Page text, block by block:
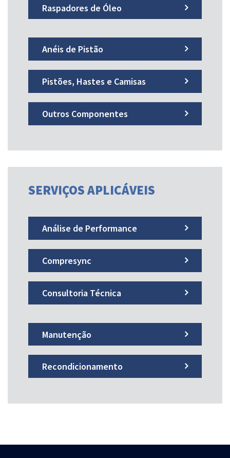
Raspadores de Óleo
Anéis de Pistão
Pistões, Hastes e Camisas
Outros Componentes
SERVIÇOS APLICÁVEIS
Análise de Performance
Compresync
Consultoria Técnica
Manutenção
Recondicionamento